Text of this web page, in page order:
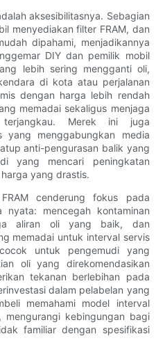
aksesibilitasnya. Sebagian
menyediakan filter FRAM, dan
dipahami, menjadikannya
DIY dan pemilik mobil
lebih sering mengganti oli,
di kota atau perjalanan
dengan harga lebih rendah
memadai sekaligus menjaga
Merek ini juga
yang menggabungkan media
anti-pengurasan balik yang
yang mencari peningkatan
yang drastis.
cenderung fokus pada
mencegah kontaminan
aliran oli yang baik, dan
memadai untuk interval servis
untuk pengemudi yang
oli yang direkomendasikan
tekanan berlebihan pada
dalam pelabelan yang
memahami model interval
kebingungan bagi
familiar dengan spesifikasi